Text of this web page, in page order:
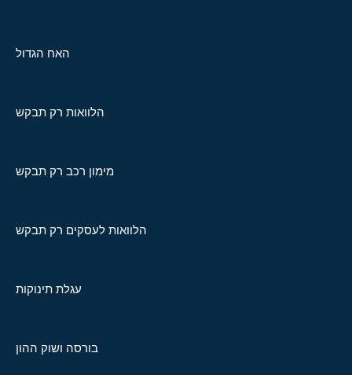
האח הגדול
הלוואות רק תבקש
מימון רכב רק תבקש
הלוואות לעסקים רק תבקש
עגלת תינוקות
בורסה ושוק ההון